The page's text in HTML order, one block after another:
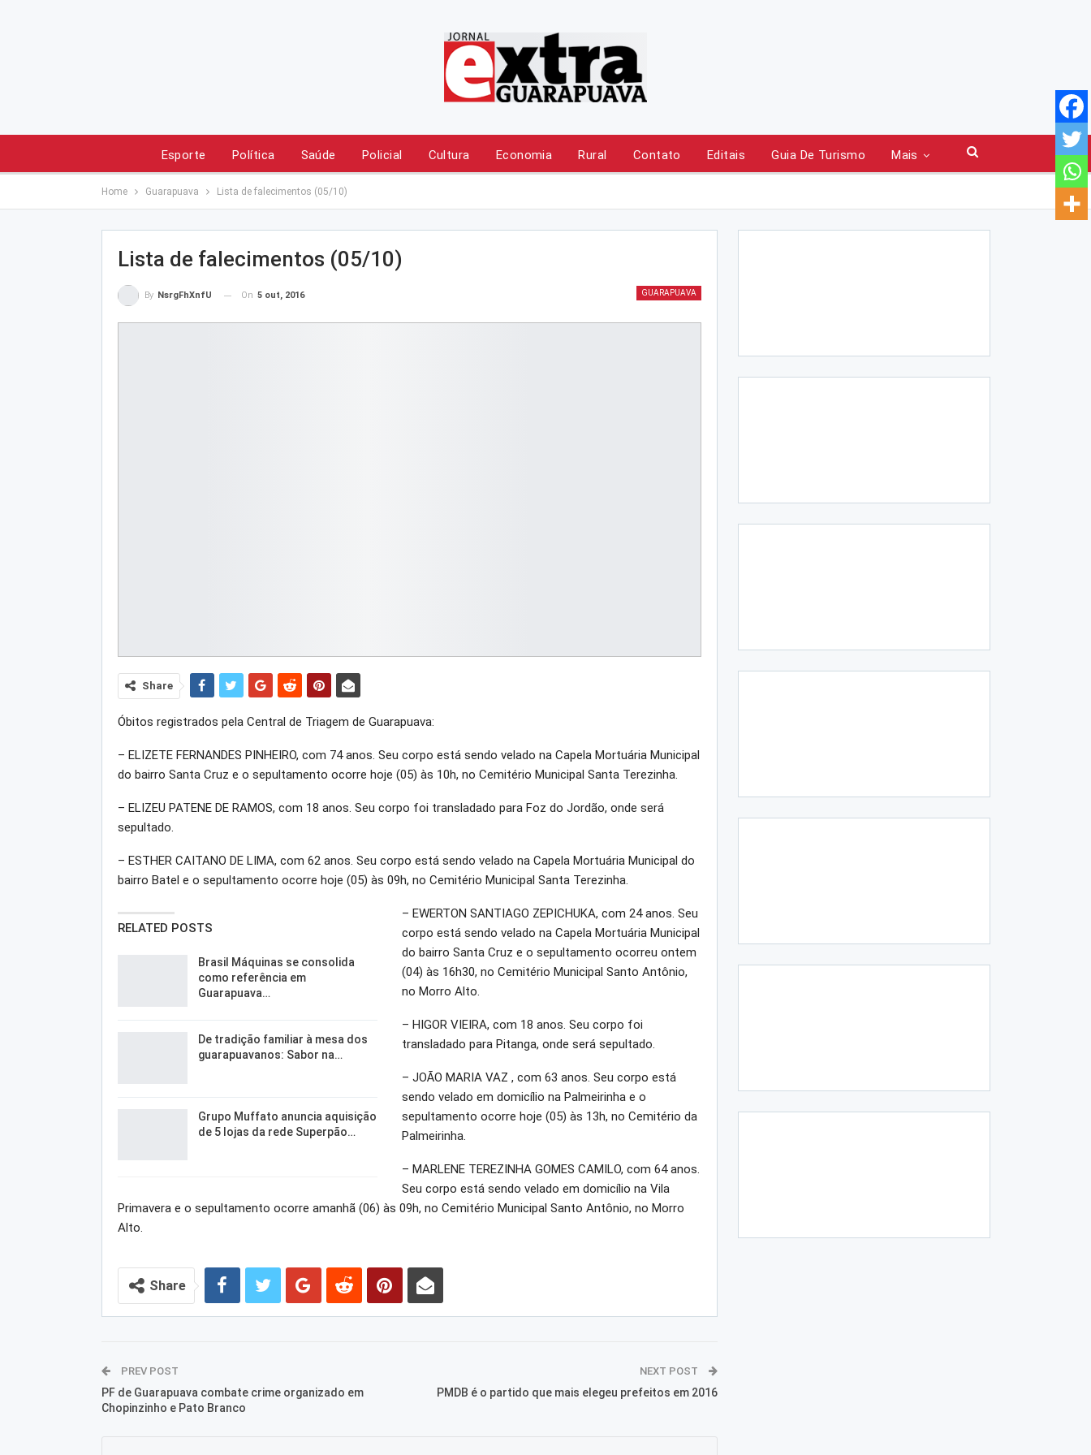
Esporte Política Saúde Policial Cultura Economia Rural Contato Editais Guia De Turismo Mais
Home Guarapuava Lista de falecimentos (05/10)
Lista de falecimentos (05/10)
GUARAPUAVA
By NsrgFhXnfU On 5 out, 2016
Share
Óbitos registrados pela Central de Triagem de Guarapuava:
– ELIZETE FERNANDES PINHEIRO, com 74 anos. Seu corpo está sendo velado na Capela Mortuária Municipal
do bairro Santa Cruz e o sepultamento ocorre hoje (05) às 10h, no Cemitério Municipal Santa Terezinha.
– ELIZEU PATENE DE RAMOS, com 18 anos. Seu corpo foi transladado para Foz do Jordão, onde será
sepultado.
– ESTHER CAITANO DE LIMA, com 62 anos. Seu corpo está sendo velado na Capela Mortuária Municipal do
bairro Batel e o sepultamento ocorre hoje (05) às 09h, no Cemitério Municipal Santa Terezinha.
RELATED POSTS
Brasil Máquinas se consolida
como referência em
Guarapuava…
De tradição familiar à mesa dos
guarapuavanos: Sabor na…
Grupo Muffato anuncia aquisição
de 5 lojas da rede Superpão…
– EWERTON SANTIAGO ZEPICHUKA, com 24 anos. Seu
corpo está sendo velado na Capela Mortuária Municipal
do bairro Santa Cruz e o sepultamento ocorreu ontem
(04) às 16h30, no Cemitério Municipal Santo Antônio,
no Morro Alto.
– HIGOR VIEIRA, com 18 anos. Seu corpo foi
transladado para Pitanga, onde será sepultado.
– JOÃO MARIA VAZ , com 63 anos. Seu corpo está
sendo velado em domicílio na Palmeirinha e o
sepultamento ocorre hoje (05) às 13h, no Cemitério da
Palmeirinha.
– MARLENE TEREZINHA GOMES CAMILO, com 64 anos.
Seu corpo está sendo velado em domicílio na Vila
Primavera e o sepultamento ocorre amanhã (06) às 09h, no Cemitério Municipal Santo Antônio, no Morro
Alto.
Share
PREV POST
PF de Guarapuava combate crime organizado em
Chopinzinho e Pato Branco
NEXT POST
PMDB é o partido que mais elegeu prefeitos em 2016